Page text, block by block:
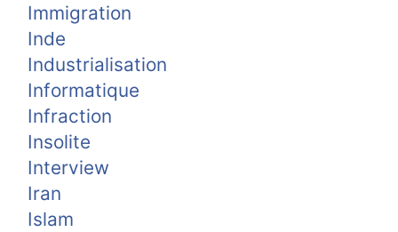
Immigration
Inde
Industrialisation
Informatique
Infraction
Insolite
Interview
Iran
Islam